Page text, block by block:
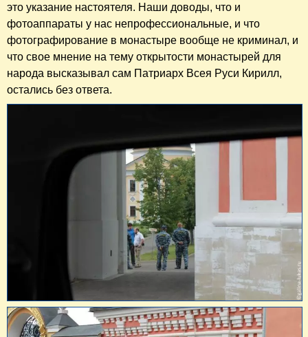
это указание настоятеля. Наши доводы, что и
фотоаппараты у нас непрофессиональные, и что
фотографирование в монастыре вообще не криминал, и
что свое мнение на тему открытости монастырей для
народа высказывал сам Патриарх Всея Руси Кирилл,
остались без ответа.